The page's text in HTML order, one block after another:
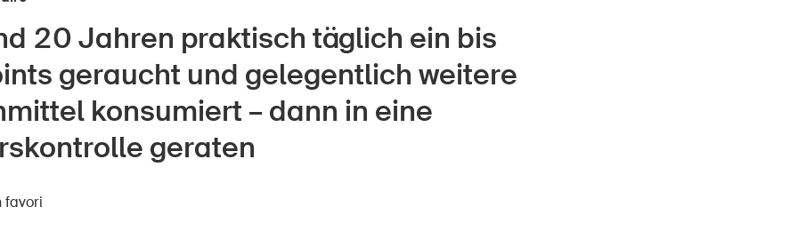
Médias
20 Jahren praktisch täglich ein bis
geraucht und gelegentlich weitere
konsumiert – dann in eine
geraten
favori